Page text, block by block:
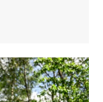
votre jardin des